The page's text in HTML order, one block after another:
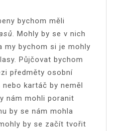
bychom měli
. Mohly by se v nich
my bychom si je mohly
Půjčovat bychom
předměty osobní
nebo kartáč by neměl
nám mohli poranit
by se nám mohla
by se začít tvořit